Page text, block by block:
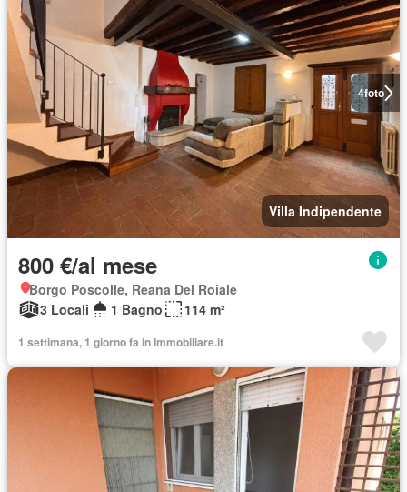
4foto
Villa Indipendente
800 €/al mese
Borgo Poscolle, Reana Del Roiale
3 Locali
1 Bagno 114 m²
1 settimana, 1 giorno fa in Immobiliare.it